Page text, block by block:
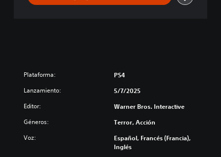
Plataforma: PS4
Lanzamiento: 5/7/2025
Editor: Warner Bros. Interactive
Géneros: Terror, Acción
Voz:
Español, Francés (Francia),
Inglés